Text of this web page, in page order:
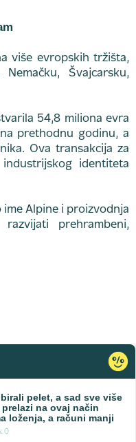
više evropskih tržišta,
Švajcarsku,
54,8 miliona evra
prethodnu godinu, a
Ova transakcija za
identiteta
ime Alpine i proizvodnja
prehrambeni,
pelet, a sad sve više
na ovaj način
loženja, a računi manji
0